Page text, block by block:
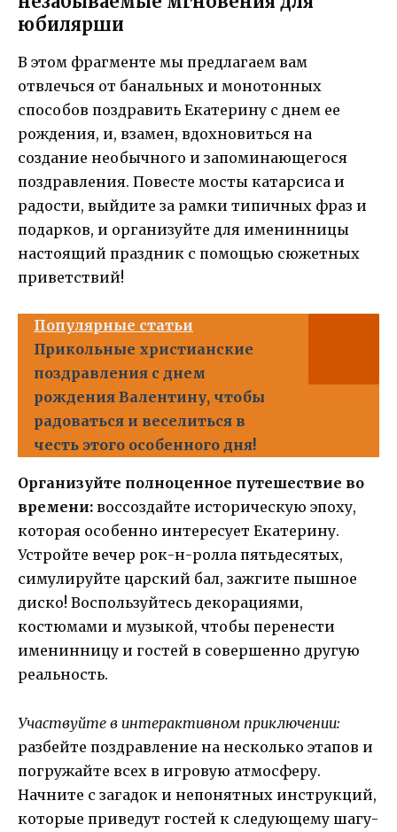
юбилярши
В этом фрагменте мы предлагаем вам
отвлечься от банальных и монотонных
способов поздравить Екатерину с днем ее
рождения, и, взамен, вдохновиться на
создание необычного и запоминающегося
поздравления. Повесте мосты катарсиса и
радости, выйдите за рамки типичных фраз и
подарков, и организуйте для именинницы
настоящий праздник с помощью сюжетных
приветствий!
Популярные статьи
Прикольные христианские
поздравления с днем
рождения Валентину, чтобы
радоваться и веселиться в
честь этого особенного дня!
Организуйте полноценное путешествие во
времени: воссоздайте историческую эпоху,
которая особенно интересует Екатерину.
Устройте вечер рок-н-ролла пятьдесятых,
симулируйте царский бал, зажгите пышное
диско! Воспользуйтесь декорациями,
костюмами и музыкой, чтобы перенести
именинницу и гостей в совершенно другую
реальность.
Участвуйте в интерактивном приключении:
разбейте поздравление на несколько этапов и
погружайте всех в игровую атмосферу.
Начните с загадок и непонятных инструкций,
которые приведут гостей к следующему шагу-